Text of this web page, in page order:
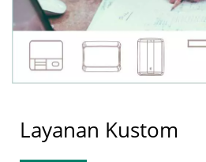
Layanan Kustom